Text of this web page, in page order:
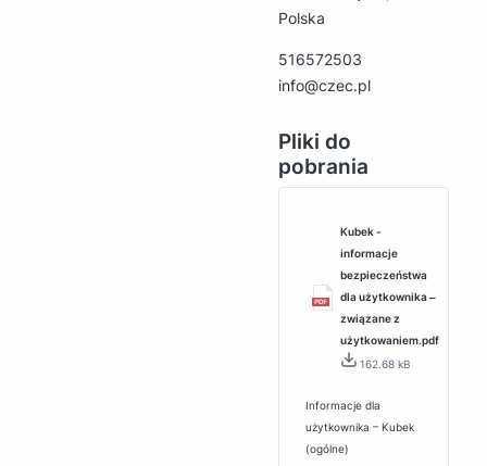
Polska
516572503
info@czec.pl
Pliki do
pobrania
Kubek -
informacje
bezpieczeństwa
dla użytkownika ‒
związane z
użytkowaniem.pdf
162.68 kB
Informacje dla
użytkownika – Kubek
(ogólne)